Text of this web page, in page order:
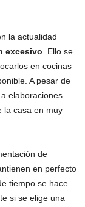
la actualidad
excesivo. Ello se
en cocinas
A pesar de
elaboraciones
la casa en muy
de
en perfecto
tiempo se hace
si se elige una